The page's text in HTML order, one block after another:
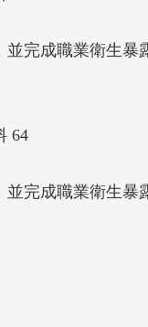
完成職業衛生暴
64
完成職業衛生暴